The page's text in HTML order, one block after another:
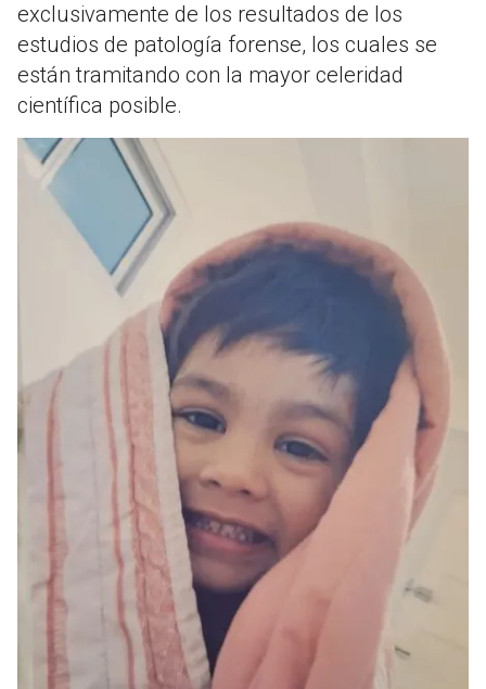
exclusivamente de los resultados de los
estudios de patología forense, los cuales se
están tramitando con la mayor celeridad
científica posible.